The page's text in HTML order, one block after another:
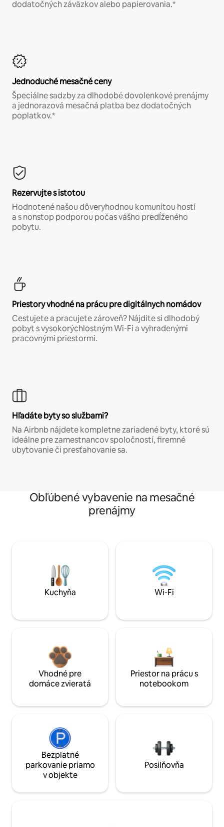
dodatočných záväzkov alebo papierovania.*
Jednoduché mesačné ceny
Špeciálne sadzby za dlhodobé dovolenkové prenájmy
a jednorazová mesačná platba bez dodatočných
poplatkov.*
Rezervujte s istotou
Hodnotené našou dôveryhodnou komunitou hostí
a s nonstop podporou počas vášho predĺženého
pobytu.
Priestory vhodné na prácu pre digitálnych nomádov
Cestujete a pracujete zároveň? Nájdite si dlhodobý
pobyt s vysokorýchlostným Wi-Fi a vyhradenými
pracovnými priestormi.
Hľadáte byty so službami?
Na Airbnb nájdete kompletne zariadené byty, ktoré sú
ideálne pre zamestnancov spoločností, firemné
ubytovanie či presťahovanie sa.
Obľúbené vybavenie na mesačné
prenájmy
Kuchyňa Wi-Fi
Vhodné pre
domáce zvieratá
Priestor na prácu s
notebookom
Bezplatné
parkovanie priamo
v objekte
Posilňovňa